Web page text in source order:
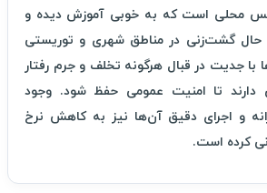
محلی است که به خوبی آموزش دیده و
حال گشت‌زنی در مناطق شهری و توریستی
با جدیت در قبال هرگونه تخلف و جرم رفتار
دارند تا امنیت عمومی حفظ شود. وجود
و اجرای دقیق آن‌ها نیز به کاهش نرخ
کرده است.